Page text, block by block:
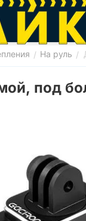
/ На руль /
под